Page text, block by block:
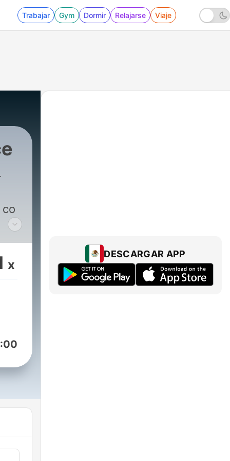
Trabajar Gym Dormir Relajarse Viaje
x
DESCARGAR APP